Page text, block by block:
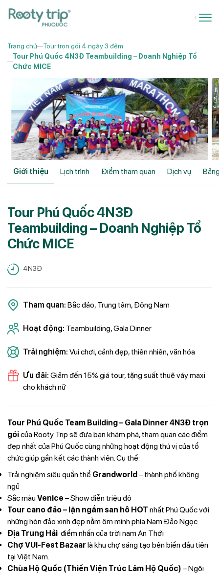
Trang chủ
Tour trọn gói 4 ngày 3 đêm
Tour Phú Quốc 4N3Đ Teambuilding – Doanh Nghiệp Tổ
Chức MICE
Giới thiệu Lịch trình Điểm tham quan Dịch vụ
Tour Phú Quốc 4N3Đ
Teambuilding – Doanh Nghiệp Tổ
Chức MICE
4N3Đ
Tham quan: Bắc đảo, Trung tâm, Đông Nam
Hoạt động: Teambuilding, Gala Dinner
Trải nghiệm: Vui chơi, cảnh đẹp, thiên nhiên, văn hóa
Ưu đãi: Giảm đến 15% giá tour, tặng suất thuê váy maxi
cho khách nữ
Tour Phú Quốc Team Building – Gala Dinner 4N3Đ trọn
góicủa Rooty Trip sẽ đưa bạn khám phá, tham quan các điểm
đẹp nhất của Phú Quốc cùng những hoạt động thú vị của tổ
chức giúp gắn kết các thành viên. Cụ thể:
Trải nghiệm siêu quần thể Grandworld– thành phố không
ngủ
Sắc màuVenice – Show diễn triệu đô
Tour cano đảo – lặn ngắm san hô HOT nhất Phú Quốc với
những hòn đảo xinh đẹp nằm ôm mình phía Nam Đảo Ngọc
Địa Trung Hải điểm nhấn của trời nam An Thới
Chợ VUI-Fest Bazaar là khu chợ sáng tạo bên biển đầu tiên
tại Việt Nam.
Chùa Hộ Quốc (Thiền Viện Trúc Lâm Hộ Quốc) – Ngôi